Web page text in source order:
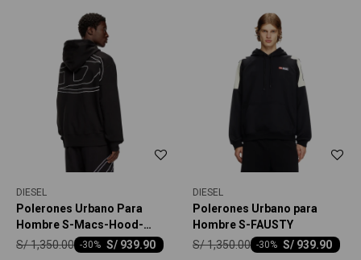
DIESEL
Polerones Urbano Para
Hombre S-Macs-Hood-
Megoval-D Sweat-Shirt
S/ 939.90
-30
S/1,350.00
DIESEL
Polerones Urbano para
Hombre S-FAUSTY
S/ 939.90
-30
S/1,350.00